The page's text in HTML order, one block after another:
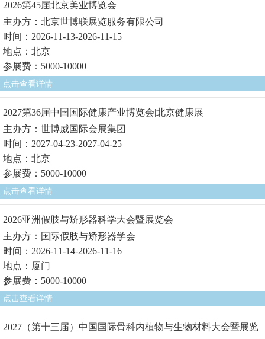
2026第45届北京美业博览会
主办方：北京世博联展览服务有限公司
时间：2026-11-13-2026-11-15
地点：北京
参展费：5000-10000
点击查看详情
2027第36届中国国际健康产业博览会|北京健康展
主办方：世博威国际会展集团
时间：2027-04-23-2027-04-25
地点：北京
参展费：5000-10000
点击查看详情
2026亚洲假肢与矫形器科学大会暨展览会
主办方：国际假肢与矫形器学会
时间：2026-11-14-2026-11-16
地点：厦门
参展费：5000-10000
点击查看详情
2027（第十三届）中国国际骨科内植物与生物材料大会暨展览